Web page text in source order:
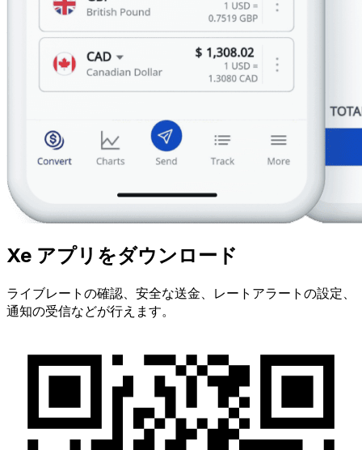
Xe アプリをダウンロード
ライブレートの確認、安全な送金、レートアラートの設定、
通知の受信などが行えます。